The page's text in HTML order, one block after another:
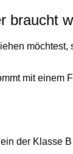
braucht
mit
der Klasse